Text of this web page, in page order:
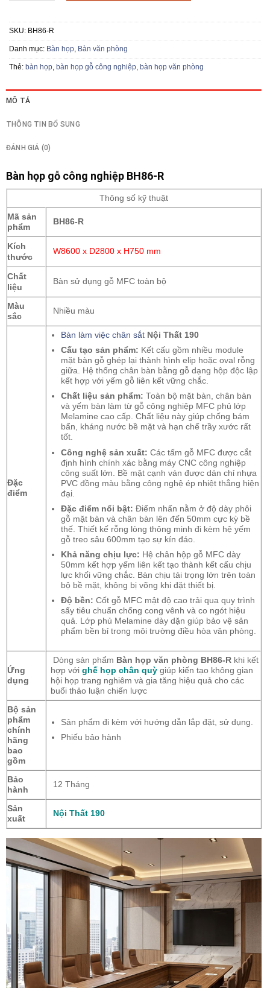
SKU: BH86-R
Danh mục: Bàn họp, Bàn văn phòng
Thẻ: bàn họp, bàn họp gỗ công nghiệp, bàn họp văn phòng
MÔ TẢ
THÔNG TIN BỔ SUNG
ĐÁNH GIÁ (0)
Bàn họp gỗ công nghiệp BH86-R
Thông số kỹ thuật
Mã sản
phẩm
BH86-R
Kích
thước
W8600 x D2800 x H750 mm
Chất
liệu
Bàn sử dụng gỗ MFC toàn bộ
Màu
sắc
Nhiều màu
Đặc
điểm
Bàn làm việc chân sắt Nội Thất 190
Cấu tạo sản phẩm: Kết cấu gồm nhiều module
mặt bàn gỗ ghép lại thành hình elip hoặc oval rỗng
giữa. Hệ thống chân bàn bằng gỗ dạng hộp độc lập
kết hợp với yếm gỗ liên kết vững chắc.
Chất liệu sản phẩm: Toàn bộ mặt bàn, chân bàn
và yếm bàn làm từ gỗ công nghiệp MFC phủ lớp
Melamine cao cấp. Chất liệu này giúp chống bám
bẩn, kháng nước bề mặt và hạn chế trầy xước rất
tốt.
Công nghệ sản xuất: Các tấm gỗ MFC được cắt
định hình chính xác bằng máy CNC công nghiệp
công suất lớn. Bề mặt cạnh ván được dán chỉ nhựa
PVC đồng màu bằng công nghệ ép nhiệt thẳng hiện
đại.
Đặc điểm nổi bật: Điểm nhấn nằm ở độ dày phôi
gỗ mặt bàn và chân bàn lên đến 50mm cực kỳ bề
thế. Thiết kế rỗng lòng thông minh đi kèm hệ yếm
gỗ treo sâu 600mm tạo sự kín đáo.
Khả năng chịu lực: Hệ chân hộp gỗ MFC dày
50mm kết hợp yếm liên kết tạo thành kết cấu chịu
lực khối vững chắc. Bàn chịu tải trọng lớn trên toàn
bộ bề mặt, không bị võng khi đặt thiết bị.
Độ bền: Cốt gỗ MFC mật độ cao trải qua quy trình
sấy tiêu chuẩn chống cong vênh và co ngót hiệu
quả. Lớp phủ Melamine dày dặn giúp bảo vệ sản
phẩm bền bỉ trong môi trường điều hòa văn phòng.
Ứng
dụng
Dòng sản phẩm Bàn họp văn phòng BH86-R khi kết
hợp với ghế họp chân quỳgiúp kiến tạo không gian
hội họp trang nghiêm và gia tăng hiệu quả cho các
buổi thảo luận chiến lược
Bộ sản
phẩm
chính
hãng
bao
gồm
Sản phẩm đi kèm với hướng dẫn lắp đặt, sử dụng.
Phiếu bảo hành
Bảo
hành
12 Tháng
Sản
xuất
Nội Thất 190